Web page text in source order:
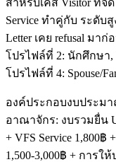
สำหรับเคส Visitor ที่จัด
Service ทำคู่กับ ระดับสู
Letter เคย refusal มา
โปรไฟล์ที่ 2: นักศึกษา,
โปรไฟล์ที่ 4: Spouse/
องค์ประกอบงบประม
อาณาจักร: งบรวมยื่น
+ VFS Service 1,800฿
1,500-3,000฿ + การใ